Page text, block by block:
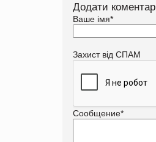
Додати коментар
Ваше імя*
Захист від СПАМ
Сообщение*